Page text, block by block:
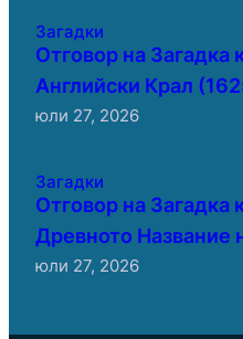
Загадки
Отговор на Загадка
Английски Крал
юли 27, 2026
Загадки
Отговор на Загадка
Древното Название
юли 27, 2026